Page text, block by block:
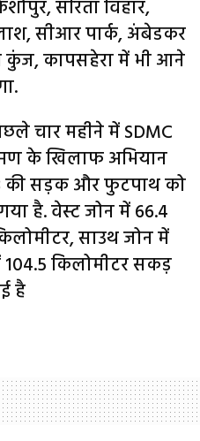
सरिता विहार,
सीआर पार्क, अंबेडकर
कुंज, कापसहेरा में भी आने
चार महीने में SDMC
के खिलाफ अभियान
की सड़क और फुटपाथ को
है. वेस्ट जोन में 66.4
साउथ जोन में
104.5 किलोमीटर सकड़
है